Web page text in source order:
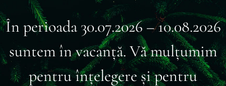
În perioada 30.07.2026 – 10.08.2026
suntem în vacanță. Vă mulțumim
pentru înțelegere și pentru